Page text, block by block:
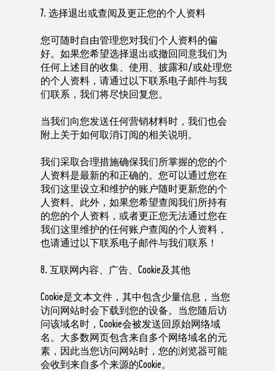
7. 选择退出或查阅及更正您的个人资料
您可随时自由管理您对我们个人资料的偏
好。如果您希望选择退出或撤回同意我们为
任何上述目的收集、使用、披露和/或处理您
的个人资料，请通过以下联系电子邮件与我
们联系，我们将尽快回复您。
当我们向您发送任何营销材料时，我们也会
附上关于如何取消订阅的相关说明。
我们采取合理措施确保我们所掌握的您的个
人资料是最新的和正确的。您可以通过您在
我们这里设立和维护的账户随时更新您的个
人资料。此外，如果您希望查阅我们所持有
的您的个人资料，或者更正您无法通过您在
我们这里维护的任何账户查阅的个人资料，
也请通过以下联系电子邮件与我们联系！
8. 互联网内容、广告、Cookie及其他
Cookie是文本文件，其中包含少量信息，当您
访问网站时会下载到您的设备。当您随后访
问该域名时，Cookie会被发送回原始网络域
名。大多数网页包含来自多个网络域名的元
素，因此当您访问网站时，您的浏览器可能
会收到来自多个来源的Cookie。